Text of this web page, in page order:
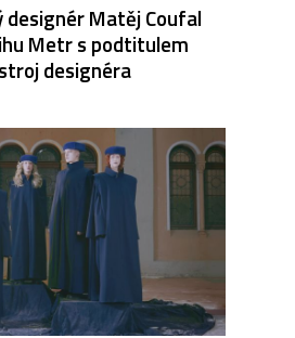
designér Matěj Coufal
Metr s podtitulem
designéra